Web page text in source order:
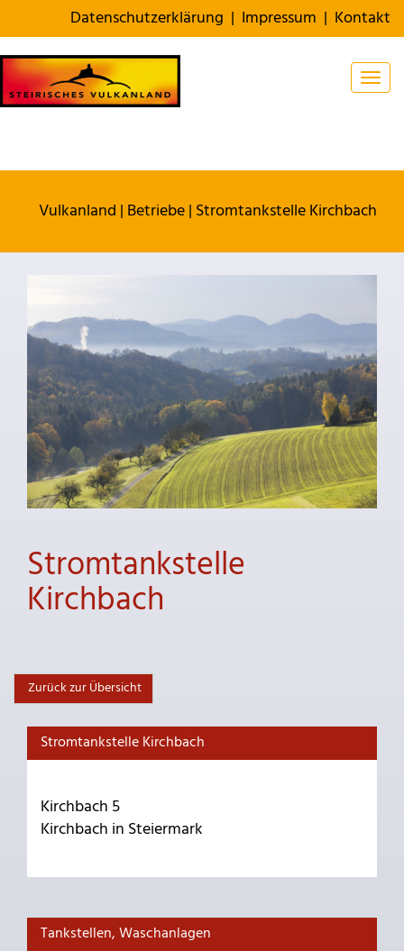
Datenschutzerklärung | Impressum | Kontakt
Vulkanland | Betriebe| Stromtankstelle Kirchbach
Stromtankstelle
Kirchbach
Zurück zur Übersicht
Stromtankstelle Kirchbach
Kirchbach 5
Kirchbach in Steiermark
Tankstellen, Waschanlagen